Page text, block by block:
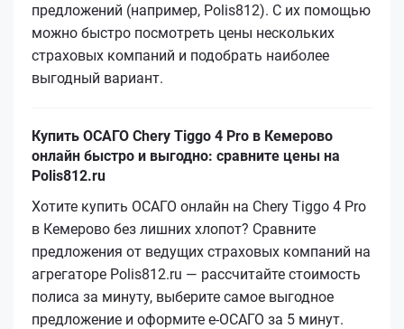
предложений (например, Polis812). С их помощью
можно быстро посмотреть цены нескольких
страховых компаний и подобрать наиболее
выгодный вариант.
Купить ОСАГО Chery Tiggo 4 Pro в Кемерово
онлайн быстро и выгодно: сравните цены на
Polis812.ru
Хотите купить ОСАГО онлайн на Chery Tiggo 4 Pro
в Кемерово без лишних хлопот? Сравните
предложения от ведущих страховых компаний на
агрегаторе Polis812.ru — рассчитайте стоимость
полиса за минуту, выберите самое выгодное
предложение и оформите е‑ОСАГО за 5 минут.